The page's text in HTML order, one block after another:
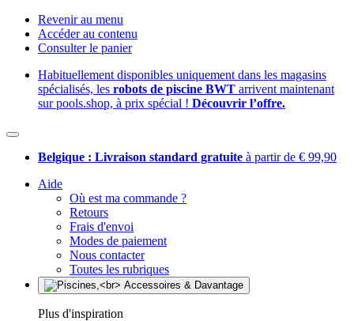
Revenir au menu
Accéder au contenu
Consulter le panier
Habituellement disponibles uniquement dans les magasins
spécialisés, les robots de piscine BWT arrivent maintenant
sur pools.shop, à prix spécial ! Découvrir l’offre.
Belgique : Livraison standard gratuite à partir de € 99,90
Aide
Où est ma commande ?
Retours
Frais d'envoi
Modes de paiement
Nous contacter
Toutes les rubriques
Plus d'inspiration